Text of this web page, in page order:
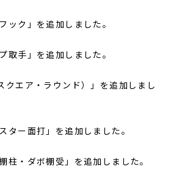
ック」を追加しました。
取手」を追加しました。
クエア・ラウンド）」を追加しまし
ター面打」を追加しました。
柱・ダボ棚受」を追加しました。